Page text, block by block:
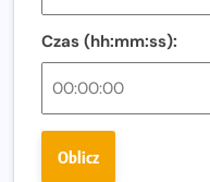
Co ma dużo białka?
diety
Rozbiegany Olsztyn
Wystartuje rekordowa
Czas (hh:mm:ss):
Oblicz